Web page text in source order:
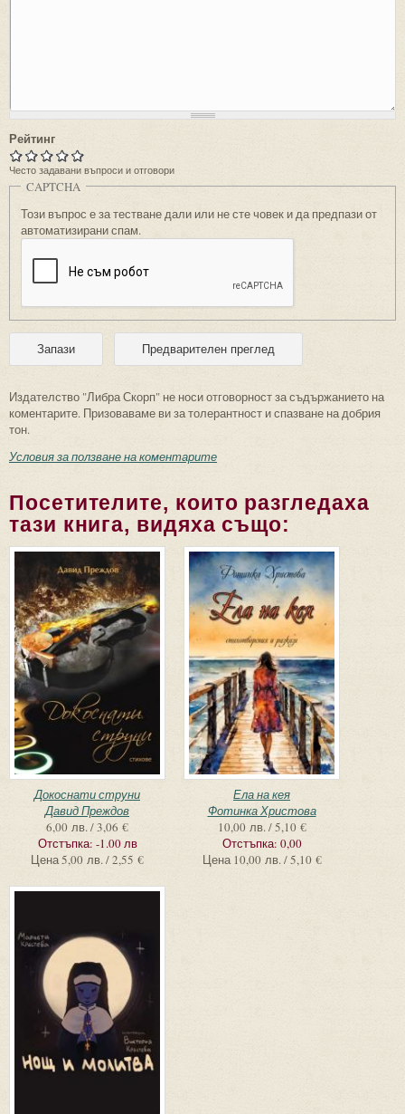
Рейтинг
Често задавани въпроси и отговори
CAPTCHA
Този въпрос е за тестване дали или не сте човек и да предпази от
автоматизирани спам.
Издателство "Либра Скорп" не носи отговорност за съдържанието на
коментарите. Призоваваме ви за толерантност и спазване на добрия
тон.
Условия за ползване на коментарите
Посетителите, които разгледаха
тази книга, видяха също:
Докоснати струни
Давид Преждов
6,00 лв. / 3,06 €
Отстъпка: -1.00 лв
Цена5,00 лв. / 2,55 €
Ела на кея
Фотинка Христова
10,00 лв. / 5,10 €
Отстъпка: 0,00
Цена 10,00 лв. / 5,10 €